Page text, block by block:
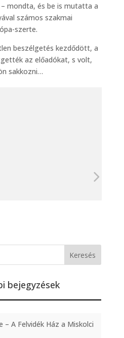
mondta, és be is mutatta a
számos szakmai
szerte.
beszélgetés kezdődött, a
az előadókat, s volt,
sakkozni…
bejegyzések
– A Felvidék Ház a Miskolci